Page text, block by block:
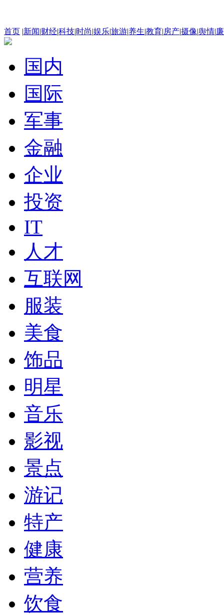
首页 |新闻|财经|科技|时尚|娱乐|旅游|养生|教育|房产|摄像|舆情|
国内
国际
军事
金融
企业
投资
IT
人才
互联网
服装
美食
饰品
明星
音乐
影视
景点
游记
特产
健康
营养
饮食